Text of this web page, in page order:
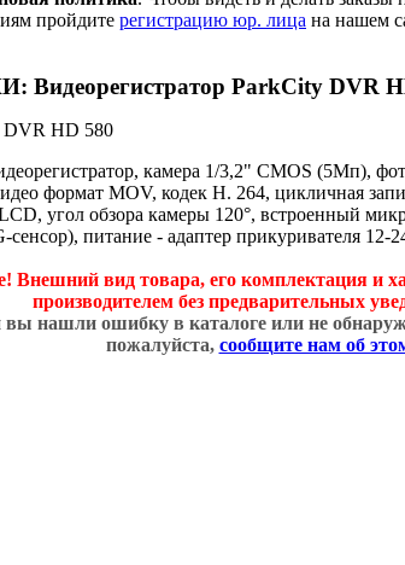
пройдите регистрацию юр. лица на нашем
ParkCity DVR
камера 1/3,2" CMOS (5Мп),
формат MOV, кодек H. 264, цикличная
угол обзора камеры 120°, встроенный
сенсор), питание - адаптер прикуривателя
Внешний вид товара, его комплектация и
производителем без предварительных
вы нашли ошибку в каталоге или не
пожалуйста, сообщите нам об